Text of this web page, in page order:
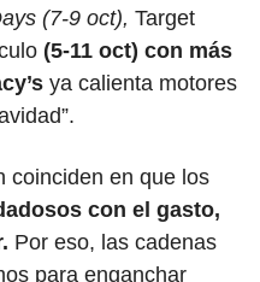
(7-9 oct), Target
(5-11 oct) con más
ya calienta motores
coinciden en que los
con el gasto,
Por eso, las cadenas
para enganchar